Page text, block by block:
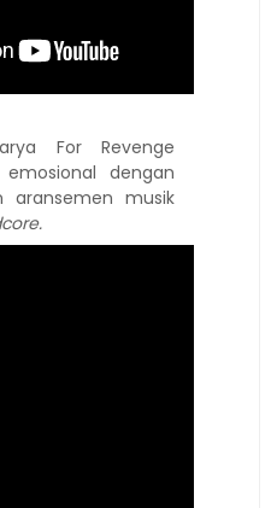
For Revenge
dengan
aransemen musik